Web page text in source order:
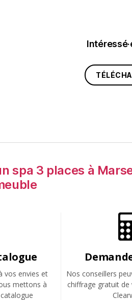
spa 3 places à
vos envies et
mettons à
Nos conseillers
chiffrage gratuit